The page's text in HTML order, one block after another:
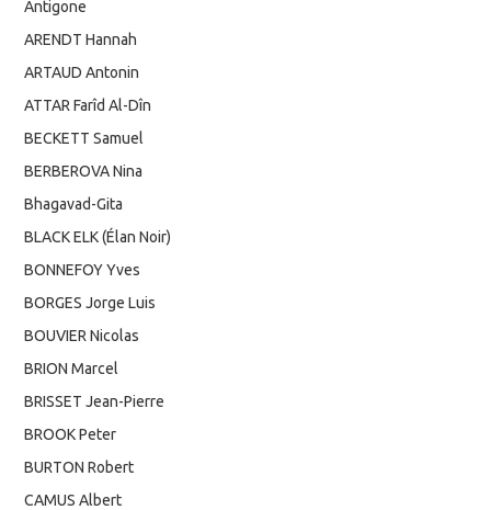
Antigone
ARENDT Hannah
ARTAUD Antonin
ATTAR Farîd Al-Dîn
BECKETT Samuel
BERBEROVA Nina
Bhagavad-Gita
BLACK ELK (Élan Noir)
BONNEFOY Yves
BORGES Jorge Luis
BOUVIER Nicolas
BRION Marcel
BRISSET Jean-Pierre
BROOK Peter
BURTON Robert
CAMUS Albert